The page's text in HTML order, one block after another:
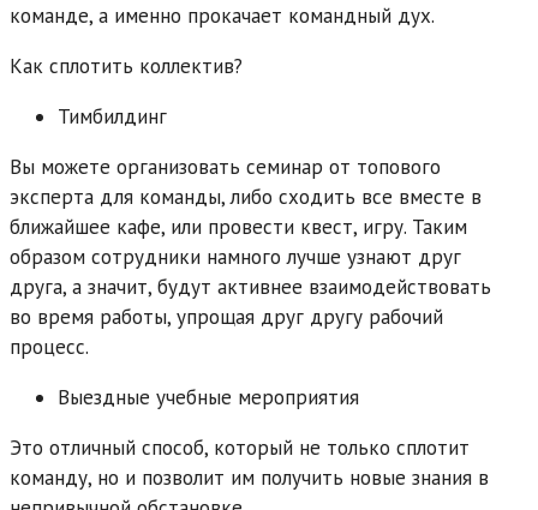
команде, а именно прокачает командный дух.
Как сплотить коллектив?
Тимбилдинг
Вы можете организовать семинар от топового
эксперта для команды, либо сходить все вместе в
ближайшее кафе, или провести квест, игру. Таким
образом сотрудники намного лучше узнают друг
друга, а значит, будут активнее взаимодействовать
во время работы, упрощая друг другу рабочий
процесс.
Выездные учебные мероприятия
Это отличный способ, который не только сплотит
команду, но и позволит им получить новые знания в